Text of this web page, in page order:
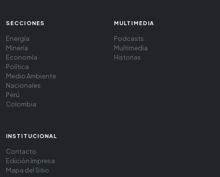
SECCIONES
Energía
Minería
Economía
Política
Medio Ambiente
Nacionales
Perú
Colombia
MULTIMEDIA
Podcasts
Multimedia
Historias
INSTITUCIONAL
Contacto
Edición Impresa
Mapa del Sitio